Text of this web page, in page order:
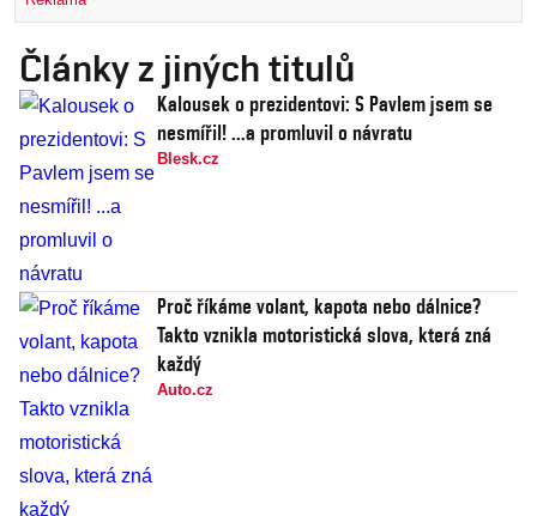
Články z jiných titulů
Kalousek o prezidentovi: S Pavlem jsem se
nesmířil! ...a promluvil o návratu
Blesk.cz
Proč říkáme volant, kapota nebo dálnice?
Takto vznikla motoristická slova, která zná
každý
Auto.cz